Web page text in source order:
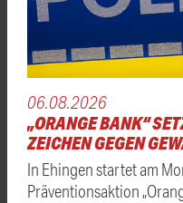
06.08.2026
„ORANGE BANK“
ZEICHEN GEGEN
In Ehingen startet am
Präventionsaktion